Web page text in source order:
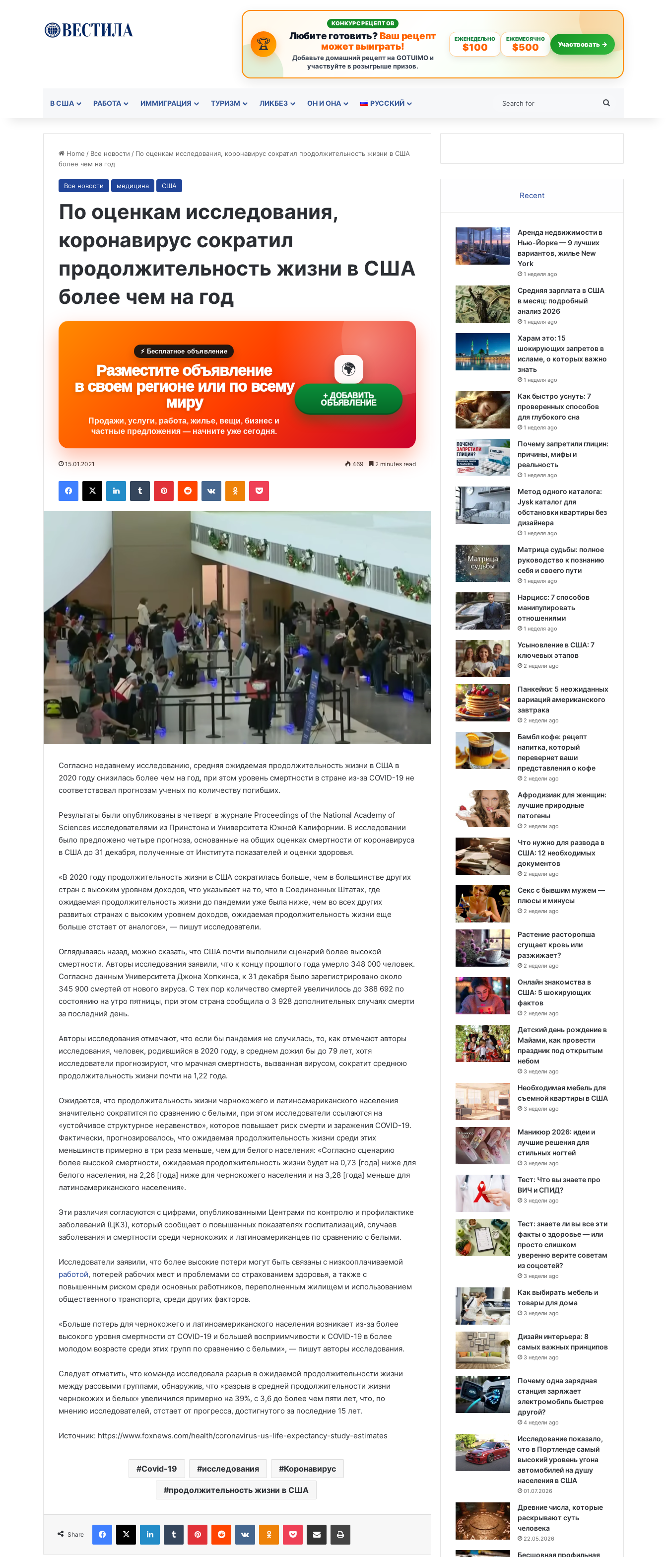
🏆
КОНКУРС РЕЦЕПТОВ
Любите готовить?Ваш рецепт
может выиграть!
Добавьте домашний рецепт на GOTUIMO и
участвуйте в розыгрыше призов.
ЕЖЕНЕДЕЛЬНО
$100
ЕЖЕМЕСЯЧНО
$500 Участвовать →
В США РАБОТА ИММИГРАЦИЯ ТУРИЗМ ЛИКБЕЗ ОН И ОНА РУССКИЙ
Home / Все новости / По оценкам исследования, коронавирус сократил продолжительность жизни в США
более чем на год
Все новости медицина США
По оценкам исследования,
коронавирус сократил
продолжительность жизни в США
более чем на год
⚡ Бесплатное объявление
Разместите объявление
в своем регионе или по всему
миру
Продажи, услуги, работа, жилье, вещи, бизнес и
частные предложения — начните уже сегодня.
🌍
+ ДОБАВИТЬ
ОБЪЯВЛЕНИЕ
15.01.2021 469 2 minutes read
Согласно недавнему исследованию, средняя ожидаемая продолжительность жизни в США в
2020 году снизилась более чем на год, при этом уровень смертности в стране из-за COVID-19 не
соответствовал прогнозам ученых по количеству погибших.
Результаты были опубликованы в четверг в журнале Proceedings of the National Academy of
Sciences исследователями из Принстона и Университета Южной Калифорнии. В исследовании
было предложено четыре прогноза, основанные на общих оценках смертности от коронавируса
в США до 31 декабря, полученные от Института показателей и оценки здоровья.
«В 2020 году продолжительность жизни в США сократилась больше, чем в большинстве других
стран с высоким уровнем доходов, что указывает на то, что в Соединенных Штатах, где
ожидаемая продолжительность жизни до пандемии уже была ниже, чем во всех других
развитых странах с высоким уровнем доходов, ожидаемая продолжительность жизни еще
больше отстает от аналогов», — пишут исследователи.
Оглядываясь назад, можно сказать, что США почти выполнили сценарий более высокой
смертности. Авторы исследования заявили, что к концу прошлого года умерло 348 000 человек.
Согласно данным Университета Джона Хопкинса, к 31 декабря было зарегистрировано около
345 900 смертей от нового вируса. С тех пор количество смертей увеличилось до 388 692 по
состоянию на утро пятницы, при этом страна сообщила о 3 928 дополнительных случаях смерти
за последний день.
Авторы исследования отмечают, что если бы пандемия не случилась, то, как отмечают авторы
исследования, человек, родившийся в 2020 году, в среднем дожил бы до 79 лет, хотя
исследователи прогнозируют, что мрачная смертность, вызванная вирусом, сократит среднюю
продолжительность жизни почти на 1,22 года.
Ожидается, что продолжительность жизни чернокожего и латиноамериканского населения
значительно сократится по сравнению с белыми, при этом исследователи ссылаются на
«устойчивое структурное неравенство», которое повышает риск смерти и заражения COVID-19.
Фактически, прогнозировалось, что ожидаемая продолжительность жизни среди этих
меньшинств примерно в три раза меньше, чем для белого населения: «Согласно сценарию
более высокой смертности, ожидаемая продолжительность жизни будет на 0,73 [года] ниже для
белого населения, на 2,26 [года] ниже для чернокожего населения и на 3,28 [года] меньше для
латиноамериканского населения».
Эти различия согласуются с цифрами, опубликованными Центрами по контролю и профилактике
заболеваний (ЦКЗ), который сообщает о повышенных показателях госпитализаций, случаев
заболевания и смертности среди чернокожих и латиноамериканцев по сравнению с белыми.
Исследователи заявили, что более высокие потери могут быть связаны с низкооплачиваемой
работой, потерей рабочих мест и проблемами со страхованием здоровья, а также с
повышенным риском среди основных работников, переполненным жилищем и использованием
общественного транспорта, среди других факторов.
«Больше потерь для чернокожего и латиноамериканского населения возникает из-за более
высокого уровня смертности от COVID-19 и большей восприимчивости к COVID-19 в более
молодом возрасте среди этих групп по сравнению с белыми», — пишут авторы исследования.
Следует отметить, что команда исследовала разрыв в ожидаемой продолжительности жизни
между расовыми группами, обнаружив, что «разрыв в средней продолжительности жизни
чернокожих и белых» увеличился примерно на 39%, с 3,6 до более чем пяти лет, что, по
мнению исследователей, отстает от прогресса, достигнутого за последние 15 лет.
Источник: https://www.foxnews.com/health/coronavirus-us-life-expectancy-study-estimates
Covid-19 исследования Коронавирус
продолжительность жизни в США
Share
Америка имеет огромный избыток
сыра
Глицин для детей: правильная
Recent
Аренда недвижимости в
Нью-Йорке — 9 лучших
вариантов, жилье New
York
1 неделя ago
Средняя зарплата в США
в месяц: подробный
анализ 2026
1 неделя ago
Харам это: 15
шокирующих запретов в
исламе, о которых важно
знать
1 неделя ago
Как быстро уснуть: 7
проверенных способов
для глубокого сна
1 неделя ago
Почему запретили глицин:
причины, мифы и
реальность
1 неделя ago
Метод одного каталога:
Jysk каталог для
обстановки квартиры без
дизайнера
1 неделя ago
Матрица судьбы: полное
руководство к познанию
себя и своего пути
1 неделя ago
Нарцисс: 7 способов
манипулировать
отношениями
1 неделя ago
Усыновление в США: 7
ключевых этапов
2 недели ago
Панкейки: 5 неожиданных
вариаций американского
завтрака
2 недели ago
Бамбл кофе: рецепт
напитка, который
перевернет ваши
представления о кофе
2 недели ago
Афродизиак для женщин:
лучшие природные
патогены
2 недели ago
Что нужно для развода в
США: 12 необходимых
документов
2 недели ago
Секс с бывшим мужем —
плюсы и минусы
2 недели ago
Растение расторопша
сгущает кровь или
разжижает?
2 недели ago
Онлайн знакомства в
США: 5 шокирующих
фактов
2 недели ago
Детский день рождение в
Майами, как провести
праздник под открытым
небом
3 недели ago
Необходимая мебель для
съемной квартиры в США
3 недели ago
Маникюр 2026: идеи и
лучшие решения для
стильных ногтей
3 недели ago
Тест: Что вы знаете про
ВИЧ и СПИД?
3 недели ago
Тест: знаете ли вы все эти
факты о здоровье — или
просто слишком
уверенно верите советам
из соцсетей?
3 недели ago
Как выбирать мебель и
товары для дома
3 недели ago
Дизайн интерьера: 8
самых важных принципов
3 недели ago
Почему одна зарядная
станция заряжает
электромобиль быстрее
другой?
4 недели ago
Исследование показало,
что в Портленде самый
высокий уровень угона
автомобилей на душу
населения в США
01.07.2026
Древние числа, которые
раскрывают суть
человека
22.05.2026
Бесшовная профильная